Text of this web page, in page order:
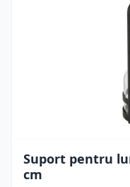
Suport pentru
cm